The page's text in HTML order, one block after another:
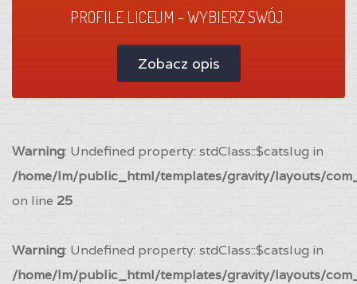
PROFILE LICEUM - WYBIERZ SWÓJ
Zobacz opis
Warning: Undefined property: stdClass::$catslug in
/home/lm/public_html/templates/gravity/layouts/
on line 25
Warning: Undefined property: stdClass::$catslug in
/home/lm/public_html/templates/gravity/layouts/